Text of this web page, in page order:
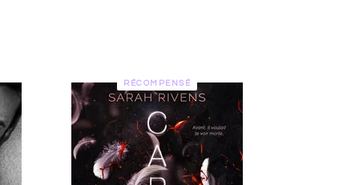
RÉCOMPENSÉ